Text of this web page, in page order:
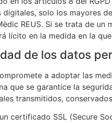
solo los mayores
REUS. Si se trata de un
lícito en la medida en la
de los datos
a adoptar las
que se garantice la
transmitidos,
certificado SSL (Secure